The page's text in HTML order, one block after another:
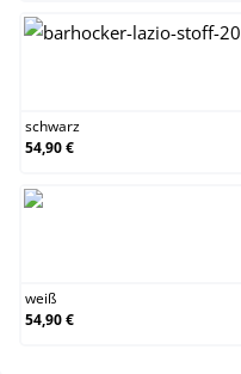
schwarz
54,90 €
weiß
54,90 €